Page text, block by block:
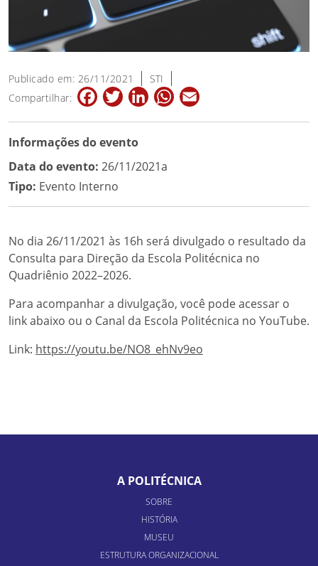
Publicado em: 26/11/2021
STI
Compartilhar:
FacebookTwitterLinkedInWhatsApp
Informações do evento
Data do evento: 26/11/2021a
Tipo: Evento Interno
No dia 26/11/2021 às 16h será divulgado o resultado da
Consulta para Direção da Escola Politécnica no
Quadriênio 2022–2026.
Para acompanhar a divulgação, você pode acessar o
link abaixo ou o Canal da Escola Politécnica no YouTube.
Link: https://youtu.be/NO8_ehNv9eo
A POLITÉCNICA
SOBRE
HISTÓRIA
MUSEU
ESTRUTURA ORGANIZACIONAL